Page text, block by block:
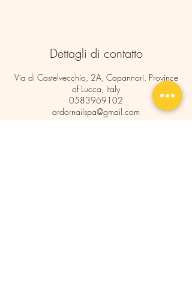
Dettagli di contatto
Via di Castelvecchio, 2A, Capannori, Province
of Lucca, Italy
0583969102
ardornailspa@gmail.com